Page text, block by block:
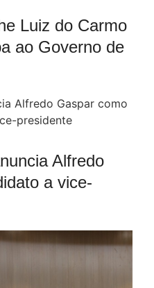
Luiz do Carmo
ao Governo de
Alfredo
a vice-